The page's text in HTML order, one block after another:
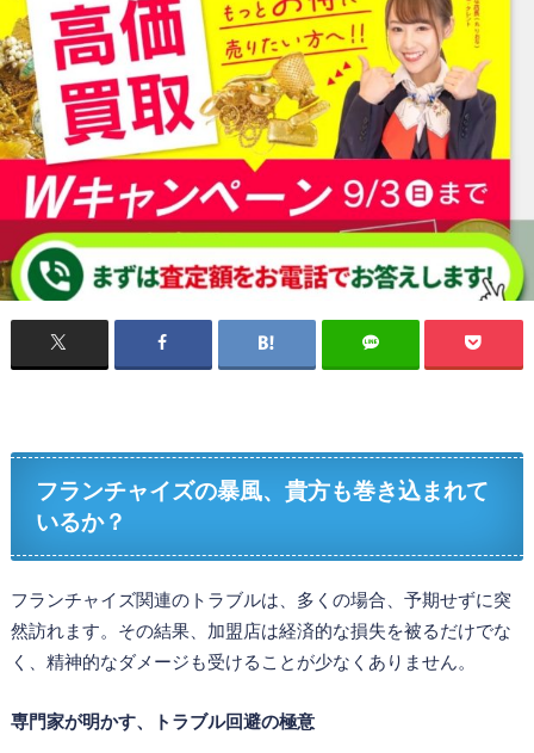
フランチャイズの暴風、貴方も巻き込まれて
いるか？
フランチャイズ関連のトラブルは、多くの場合、予期せずに突
然訪れます。その結果、加盟店は経済的な損失を被るだけでな
く、精神的なダメージも受けることが少なくありません。
専門家が明かす、トラブル回避の極意